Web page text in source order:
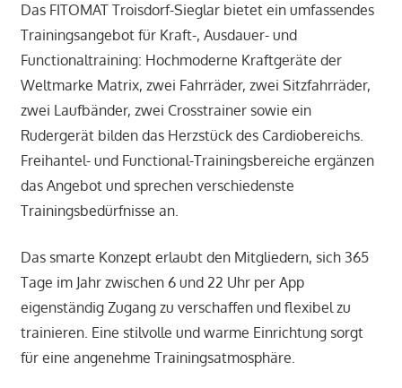
Das FITOMAT Troisdorf-Sieglar bietet ein umfassendes
Trainingsangebot für Kraft-, Ausdauer- und
Functionaltraining: Hochmoderne Kraftgeräte der
Weltmarke Matrix, zwei Fahrräder, zwei Sitzfahrräder,
zwei Laufbänder, zwei Crosstrainer sowie ein
Rudergerät bilden das Herzstück des Cardiobereichs.
Freihantel- und Functional-Trainingsbereiche ergänzen
das Angebot und sprechen verschiedenste
Trainingsbedürfnisse an.
Das smarte Konzept erlaubt den Mitgliedern, sich 365
Tage im Jahr zwischen 6 und 22 Uhr per App
eigenständig Zugang zu verschaffen und flexibel zu
trainieren. Eine stilvolle und warme Einrichtung sorgt
für eine angenehme Trainingsatmosphäre.